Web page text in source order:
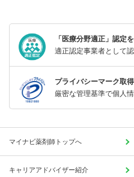
「医療分野適正」認定
適正認定事業者として認
プライバシーマーク取
厳密な管理基準で個人
マイナビ薬剤師トップへ
キャリアアドバイザー紹介